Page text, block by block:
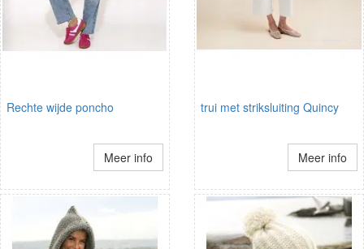
Rechte wijde poncho
Meer info
trui met striksluiting Quincy
Meer info